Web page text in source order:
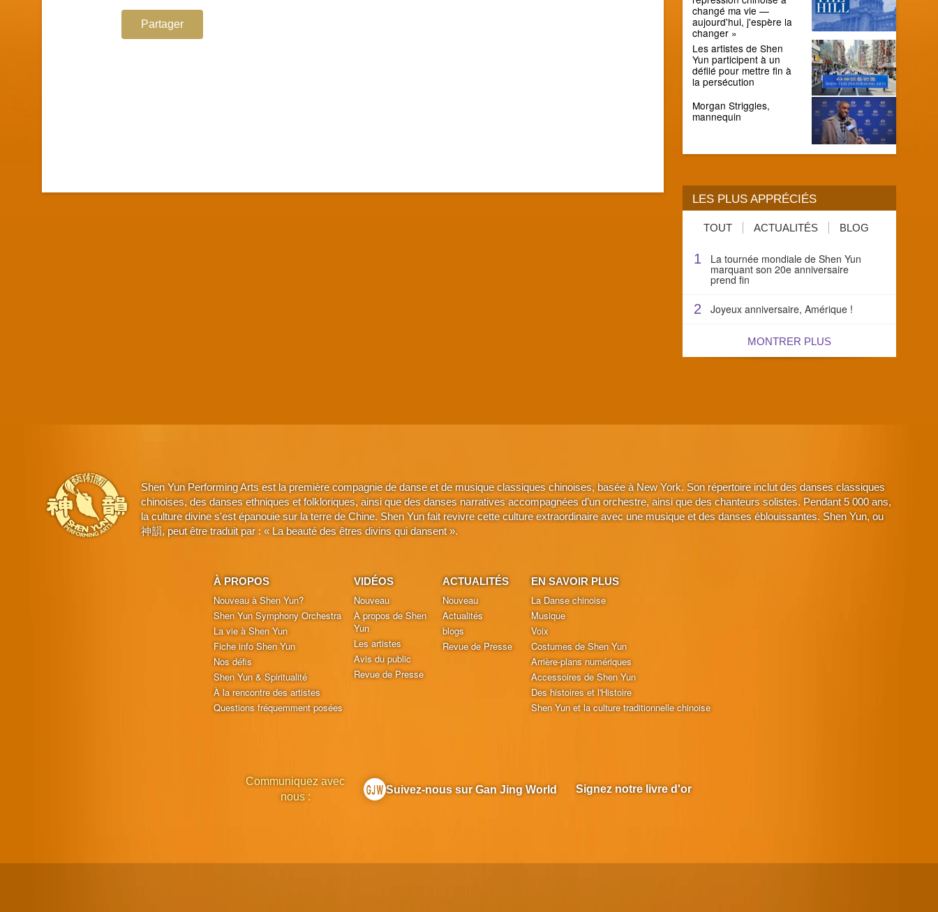
Partager
changé ma vie —
aujourd'hui, j'espère la
changer »
Les artistes de Shen
Yun participent à un
défilé pour mettre fin à
la persécution
Morgan Striggles,
mannequin
LES PLUS APPRÉCIÉS
TOUT ACTUALITÉS BLOG
1 La tournée mondiale de Shen Yun
marquant son 20e anniversaire
prend fin
2 Joyeux anniversaire, Amérique !
MONTRER PLUS
Shen Yun Performing Arts est la première compagnie de danse et de musique classiques chinoises, basée à New York. Son répertoire inclut des danses classiques
chinoises, des danses ethniques et folkloriques, ainsi que des danses narratives accompagnées d’un orchestre, ainsi que des chanteurs solistes. Pendant 5 000 ans,
la culture divine s'est épanouie sur la terre de Chine. Shen Yun fait revivre cette culture extraordinaire avec une musique et des danses éblouissantes. Shen Yun, ou
神韻, peut être traduit par : « La beauté des êtres divins qui dansent ».
À PROPOS
Nouveau à Shen Yun?
Shen Yun Symphony Orchestra
La vie à Shen Yun
Fiche info Shen Yun
Nos défis
Shen Yun & Spiritualité
À la rencontre des artistes
Questions fréquemment posées
VIDÉOS
Nouveau
À propos de Shen
Yun
Les artistes
Avis du public
Revue de Presse
ACTUALITÉS
Nouveau
Actualités
blogs
Revue de Presse
EN SAVOIR PLUS
La Danse chinoise
Musique
Voix
Costumes de Shen Yun
Arrière-plans numériques
Accessoires de Shen Yun
Des histoires et l'Histoire
Shen Yun et la culture traditionnelle chinoise
Communiquez avec
nous :
Suivez-nous sur Gan Jing World Signez notre livre d'or